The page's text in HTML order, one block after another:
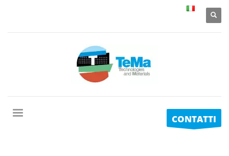
CONTATTI